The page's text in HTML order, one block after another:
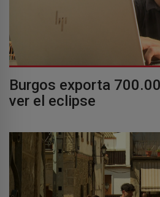
Burgos exporta
ver el eclipse